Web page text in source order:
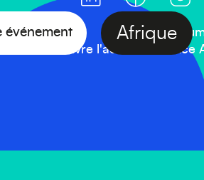
événement Afrique
Suivre l'actualité France